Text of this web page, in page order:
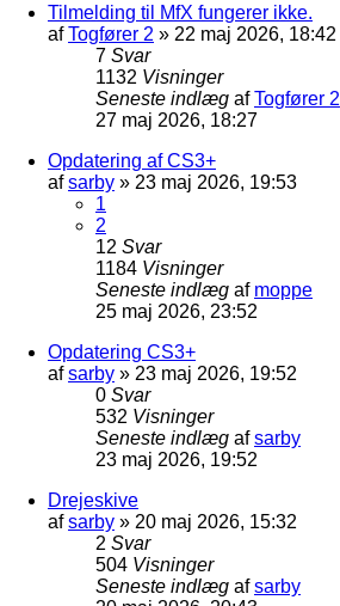
Tilmelding til MfX fungerer ikke.
afTogfører 2 » 22 maj 2026, 18:42
7 Svar
1132 Visninger
Seneste indlæg afTogfører 2
27 maj 2026, 18:27
Opdatering af CS3+
afsarby » 23 maj 2026, 19:53
1
2
12 Svar
1184 Visninger
Seneste indlæg af moppe
25 maj 2026, 23:52
Opdatering CS3+
afsarby » 23 maj 2026, 19:52
0 Svar
532 Visninger
Seneste indlæg afsarby
23 maj 2026, 19:52
Drejeskive
afsarby » 20 maj 2026, 15:32
2 Svar
504 Visninger
Seneste indlæg afsarby